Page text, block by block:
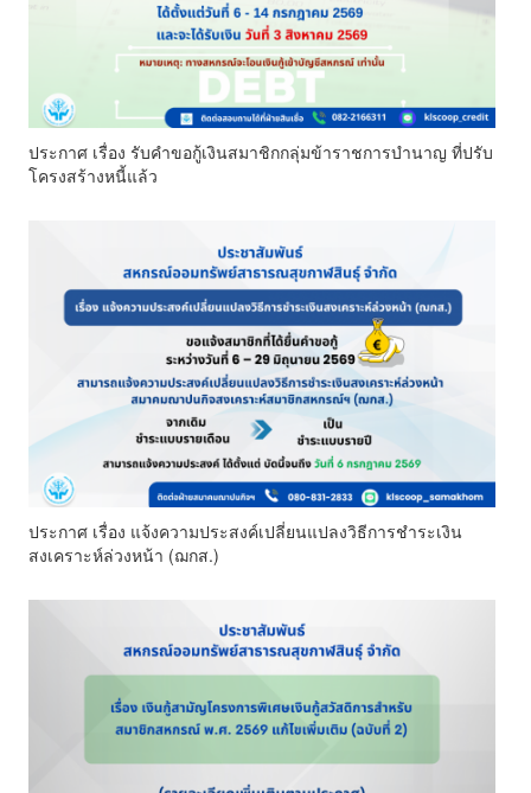
ประกาศ เรื่อง รับคำขอกู้เงินสมาชิกกลุ่มข้าราชการบำนาญ ที่ปรับ
โครงสร้างหนี้แล้ว
ประกาศ เรื่อง แจ้งความประสงค์เปลี่ยนแปลงวิธีการชำระเงิน
สงเคราะห์ล่วงหน้า (ฌกส.)